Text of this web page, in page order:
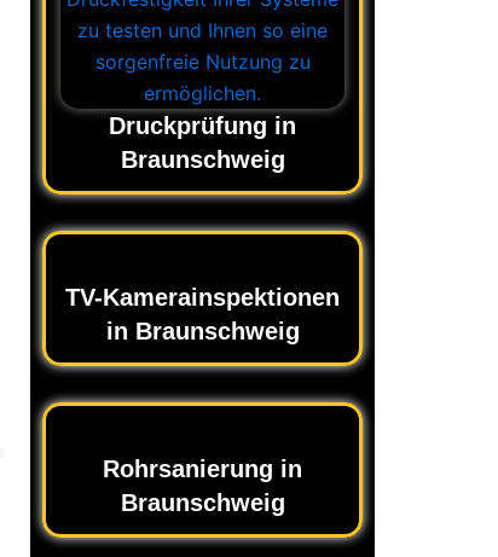
Druckprüfung in
Braunschweig
TV-Kamerainspektionen
in Braunschweig
Rohrsanierung in
Braunschweig